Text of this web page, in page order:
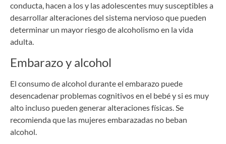
conducta, hacen a los y las adolescentes muy susceptibles a
desarrollar alteraciones del sistema nervioso que pueden
determinar un mayor riesgo de alcoholismo en la vida
adulta.
Embarazo y alcohol
El consumo de alcohol durante el embarazo puede
desencadenar problemas cognitivos en el bebé y si es muy
alto incluso pueden generar alteraciones físicas. Se
recomienda que las mujeres embarazadas no beban
alcohol.